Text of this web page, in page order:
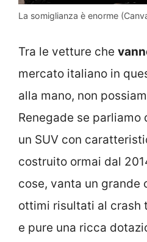
La somiglianza è enorme
Tra le vetture che
mercato italiano in
alla mano, non
Renegade se parliamo
un SUV con
costruito ormai dal
cose, vanta un grande
ottimi risultati al crash
e pure una ricca